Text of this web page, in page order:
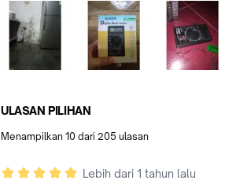
ULASAN PILIHAN
Menampilkan 10 dari 205 ulasan
Lebih dari 1 tahun lalu